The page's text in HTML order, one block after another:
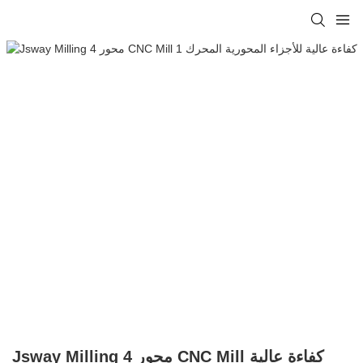
Jsway Milling 4 محور CNC Mill كفاءة عالية